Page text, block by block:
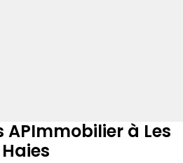
APImmobilier à Les
Haies